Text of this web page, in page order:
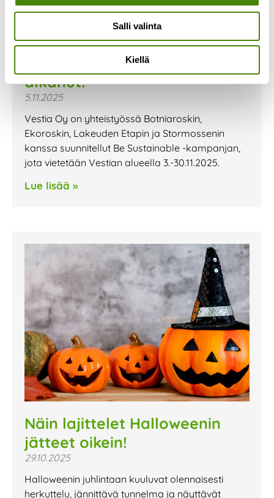
Salli valinta
Kiellä
Be Sustainable- kampanja on
alkanut!
5.11.2025
Vestia Oy on yhteistyössä Botniaroskin,
Ekoroskin, Lakeuden Etapin ja Stormossenin
kanssa suunnitellut Be Sustainable -kampanjan,
jota vietetään Vestian alueella 3.-30.11.2025.
Lue lisää »
Näin lajittelet Halloweenin
jätteet oikein!
29.10.2025
Halloweenin juhlintaan kuuluvat olennaisesti
herkuttelu, jännittävä tunnelma ja näyttävät